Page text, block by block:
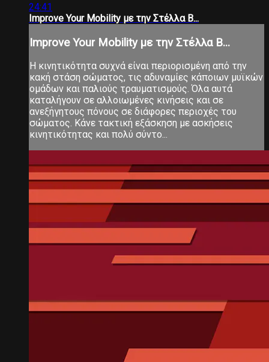
24:41
Improve Your Mobility με την Στέλλα Β...
Improve Your Mobility με την Στέλλα Β...
Η κινητικότητα συχνά είναι περιορισμένη από την
κακή στάση σώματος, τις αδυναμίες κάποιων μυϊκών
ομάδων και παλιούς τραυματισμούς. Όλα αυτά
καταλήγουν σε αλλοιωμένες κινήσεις και σε
ανεξήγητους πόνους σε διάφορες περιοχές του
σώματος. Κάνε τακτική εξάσκηση με ασκήσεις
κινητικότητας και πολύ σύντο...